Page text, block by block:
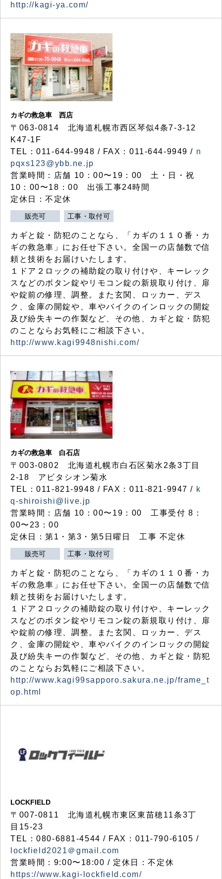
http://kagi-ya.com/
カギの救急車 西店
〒063-0814 北海道札幌市西区琴似4条7-3-12
K47-1F
TEL：011-644-9948 / FAX：011-644-9949 / n
pqxs123@ybb.ne.jp
営業時間：店舗 10：00〜19：00 土・日・祝
10：00〜18：00 出張工事24時間
定休日：不定休
販売可 工事・取付可
カギと錠・防犯のことなら、「カギの１１０番・カ
ギの救急車」にお任せ下さい。全国一の店舗数で信
頼と技術をお届けいたします。
１ドア２ロックの補助錠の取り付けや、キーレック
スなどのボタン錠やリモコン錠の新規取り付け、扉
や錠前の修理、調整。また玄関、ロッカー、デス
ク、金庫の開錠や、車やバイクのインロックの開錠
及び紛失キーの作製など、その他、カギと錠・防犯
のことならお気軽にご相談下さい。
http://www.kagi9948nishi.com/
カギの救急車 白石店
〒003-0802 北海道札幌市白石区菊水2条3丁目
2-18 アビタシオン菊水
TEL：011-821-9948 / FAX：011-821-9947 / k
q-shiroishi@live.jp
営業時間：店舗 10：00〜19：00 工事受付 8：
00〜23：00
定休日：第1・第3・第5日曜日 工事 不定休
販売可 工事・取付可
カギと錠・防犯のことなら、「カギの１１０番・カ
ギの救急車」にお任せ下さい。全国一の店舗数で信
頼と技術をお届けいたします。
１ドア２ロックの補助錠の取り付けや、キーレック
スなどのボタン錠やリモコン錠の新規取り付け、扉
や錠前の修理、調整。また玄関、ロッカー、デス
ク、金庫の開錠や、車やバイクのインロックの開錠
及び紛失キーの作製など、その他、カギと錠・防犯
のことならお気軽にご相談下さい。
http://www.kagi99sapporo.sakura.ne.jp/frame_t
op.html
LOCKFIELD
〒007-0811 北海道札幌市東区東苗穂11条3丁
目15-23
TEL：080-6881-4544 / FAX：011-790-6105 /
lockfield2021＠gmail.com
営業時間：9:00〜18:00 / 定休日：不定休
https://www.kagi-lockfield.com/